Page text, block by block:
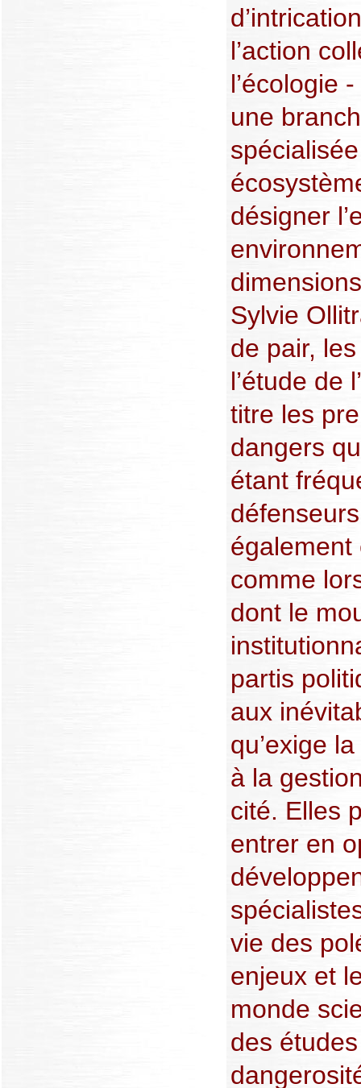
l’action
l’écologie
une
désigner
Sylvie
de pair,
l’étude de
titre les
dangers
étant
également
comme
dont le
partis
aux
qu’exige
à la
cité. Elles
entrer en
vie des
enjeux et
monde
des